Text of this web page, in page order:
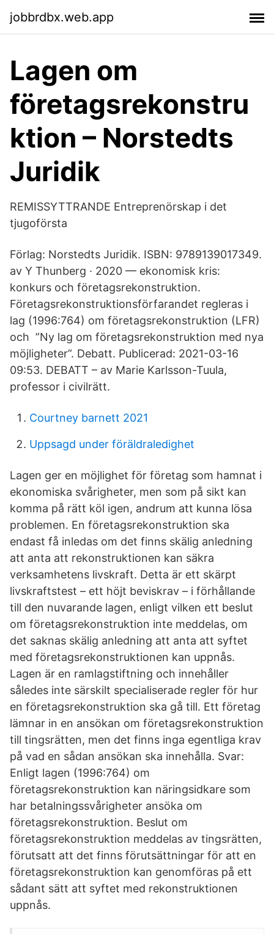
jobbrdbx.web.app
Lagen om
företagsrekonstru
ktion – Norstedts
Juridik
REMISSYTTRANDE Entreprenörskap i det
tjugoförsta
Förlag: Norstedts Juridik. ISBN: 9789139017349.
av Y Thunberg · 2020 — ekonomisk kris:
konkurs och företagsrekonstruktion.
Företagsrekonstruktionsförfarandet regleras i
lag (1996:764) om företagsrekonstruktion (LFR)
och ”Ny lag om företagsrekonstruktion med nya
möjligheter”. Debatt. Publicerad: 2021-03-16
09:53. DEBATT – av Marie Karlsson-Tuula,
professor i civilrätt.
Courtney barnett 2021
Uppsagd under föräldraledighet
Lagen ger en möjlighet för företag som hamnat i
ekonomiska svårigheter, men som på sikt kan
komma på rätt köl igen, andrum att kunna lösa
problemen. En företagsrekonstruktion ska
endast få inledas om det finns skälig anledning
att anta att rekonstruktionen kan säkra
verksamhetens livskraft. Detta är ett skärpt
livskraftstest – ett höjt beviskrav – i förhållande
till den nuvarande lagen, enligt vilken ett beslut
om företagsrekonstruktion inte meddelas, om
det saknas skälig anledning att anta att syftet
med företagsrekonstruktionen kan uppnås.
Lagen är en ramlagstiftning och innehåller
således inte särskilt specialiserade regler för hur
en företagsrekonstruktion ska gå till. Ett företag
lämnar in en ansökan om företagsrekonstruktion
till tingsrätten, men det finns inga egentliga krav
på vad en sådan ansökan ska innehålla. Svar:
Enligt lagen (1996:764) om
företagsrekonstruktion kan näringsidkare som
har betalningssvårigheter ansöka om
företagsrekonstruktion. Beslut om
företagsrekonstruktion meddelas av tingsrätten,
förutsatt att det finns förutsättningar för att en
företagsrekonstruktion kan genomföras på ett
sådant sätt att syftet med rekonstruktionen
uppnås.